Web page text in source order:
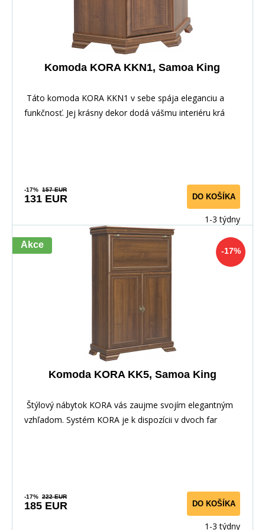
Komoda KORA KKN1, Samoa King
Táto komoda KORA KKN1 v sebe spája eleganciu a
funkčnosť. Jej krásny dekor dodá vášmu interiéru krá
-17% 157 EUR
131 EUR DO KOŠÍKA
1-3 týdny
-17%
Akce
Komoda KORA KK5, Samoa King
Štýlový nábytok KORA vás zaujme svojím elegantným
vzhľadom. Systém KORA je k dispozícii v dvoch far
-17% 222 EUR
185 EUR DO KOŠÍKA
1-3 týdny